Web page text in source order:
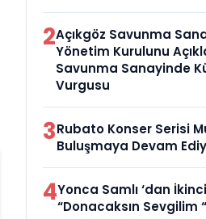
2Açıkgöz Savunma
Yönetim Kurulunu
Savunma Sanayinde
Vurgusu
3Rubato Konser Serisi
Buluşmaya Devam
4Yonca Samlı ‘dan
“Donacaksın Sevgilim